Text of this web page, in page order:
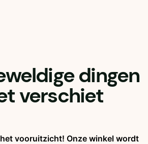
dingen
verschiet
vooruitzicht! Onze winkel wordt